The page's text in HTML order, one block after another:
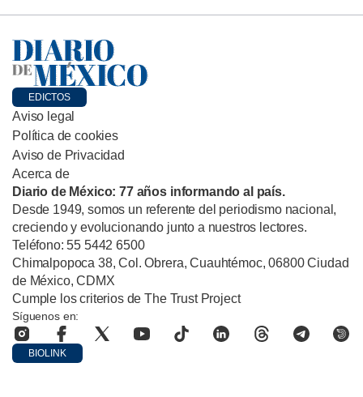
EDICTOS
Aviso legal
Política de cookies
Aviso de Privacidad
Acerca de
Diario de México: 77 años informando al país.
Desde 1949, somos un referente del periodismo nacional,
creciendo y evolucionando junto a nuestros lectores.
Teléfono: 55 5442 6500
Chimalpopoca 38, Col. Obrera, Cuauhtémoc, 06800 Ciudad
de México, CDMX
Cumple los criterios de The Trust Project
Síguenos en:
BIOLINK